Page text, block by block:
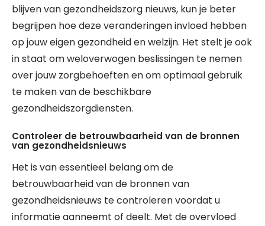
blijven van gezondheidszorg nieuws, kun je beter
begrijpen hoe deze veranderingen invloed hebben
op jouw eigen gezondheid en welzijn. Het stelt je ook
in staat om weloverwogen beslissingen te nemen
over jouw zorgbehoeften en om optimaal gebruik
te maken van de beschikbare
gezondheidszorgdiensten.
Controleer de betrouwbaarheid van de bronnen
van gezondheidsnieuws
Het is van essentieel belang om de
betrouwbaarheid van de bronnen van
gezondheidsnieuws te controleren voordat u
informatie aanneemt of deelt. Met de overvloed